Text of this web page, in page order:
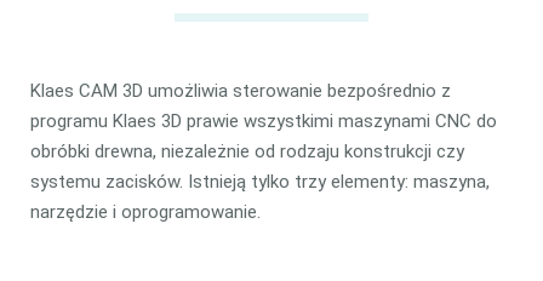
Klaes CAM 3D umożliwia sterowanie bezpośrednio z
programu Klaes 3D prawie wszystkimi maszynami CNC do
obróbki drewna, niezależnie od rodzaju konstrukcji czy
systemu zacisków. Istnieją tylko trzy elementy: maszyna,
narzędzie i oprogramowanie.